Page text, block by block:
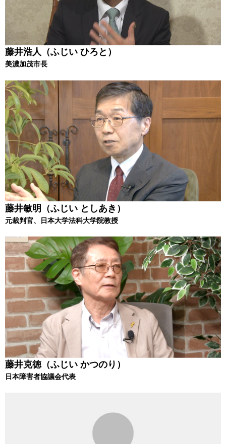
藤井浩人（ふじい ひろと）
美濃加茂市長
藤井敏明（ふじい としあき）
元裁判官、日本大学法科大学院教授
藤井克徳（ふじい かつのり）
日本障害者協議会代表